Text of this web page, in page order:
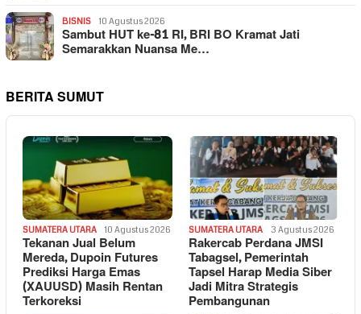
BISNIS 10 Agustus 2026
Sambut HUT ke-81 RI, BRI BO Kramat Jati
Semarakkan Nuansa Me…
BERITA SUMUT
SUMATERA UTARA 10 Agustus 2026
Tekanan Jual Belum
Mereda, Dupoin Futures
Prediksi Harga Emas
(XAUUSD) Masih Rentan
Terkoreksi
SUMATERA UTARA 3 Agustus 2026
Rakercab Perdana JMSI
Tabagsel, Pemerintah
Tapsel Harap Media Siber
Jadi Mitra Strategis
Pembangunan